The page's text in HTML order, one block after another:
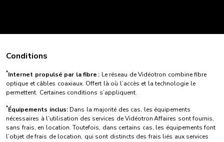
Conditions
*Internet propulsé par la fibre : Le réseau de Vidéotron combine fibre
optique et câbles coaxiaux. Offert là où l’accès et la technologie le
permettent. Certaines conditions s’appliquent.
*Équipements inclus:Dans la majorité des cas, les équipements
nécessaires à l’utilisation des services de Vidéotron Affaires sont fournis,
sans frais, en location. Toutefois, dans certains cas, les équipements font
l’objet de frais de location, qui sont distincts des frais liés aux services